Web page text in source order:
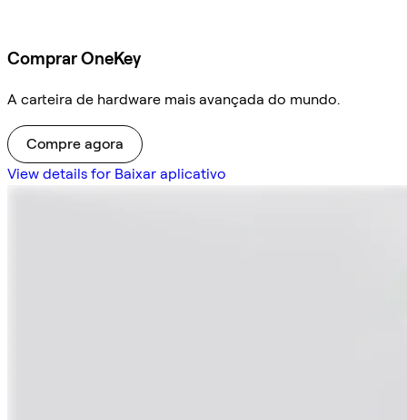
Comprar OneKey
A carteira de hardware mais avançada do mundo.
Compre agora
View details for Baixar aplicativo